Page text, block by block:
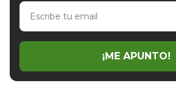
Escribe
email
¡ME APUNTO!